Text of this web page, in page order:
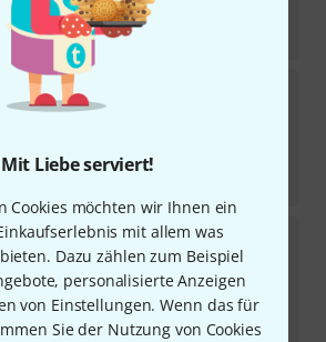
Mit Liebe serviert!
Cookies möchten wir Ihnen ein
mit allem was
Dazu zählen zum Beispiel
personalisierte Anzeigen
von Einstellungen. Wenn das für
Sie der Nutzung von Cookies
UVP:211 €
Mehmet
3
€
Mehmet 15" Paper Thin Crash Tradit.
11
lieferbar
€
UVP:285 €